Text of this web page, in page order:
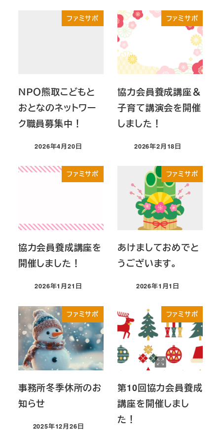
ファミサポ
ＮＰＯ熊取こどもと
おとなのネットワー
ク職員募集中！
投稿日
2026年4月20日
ファミサポ
協力会員養成講座＆
子育て講演会を開催
しました！
投稿日
2026年2月18日
ファミサポ
協力会員養成講座を
開催しました！
投稿日
2026年1月21日
ファミサポ
あけましておめでと
うございます。
投稿日
2026年1月1日
ファミサポ
事務所冬季休所のお
知らせ
投稿日
2025年12月26日
ファミサポ
第10回協力会員養成
講座を開催しまし
た！